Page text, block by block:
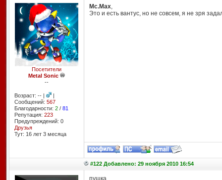
Посетители
Metal Sonic
--
Возраст: -- |
|
Сообщений: 567
Благодарности: 2/ 81
Репутация: 223
Предупреждений: 0
Друзья
Тут: 16 лет 3 месяцa
Mc.Max,
Это и есть вантус, но не совсем, я не зря
#122 Добавлено: 29 ноября 2010 16:54
пушка